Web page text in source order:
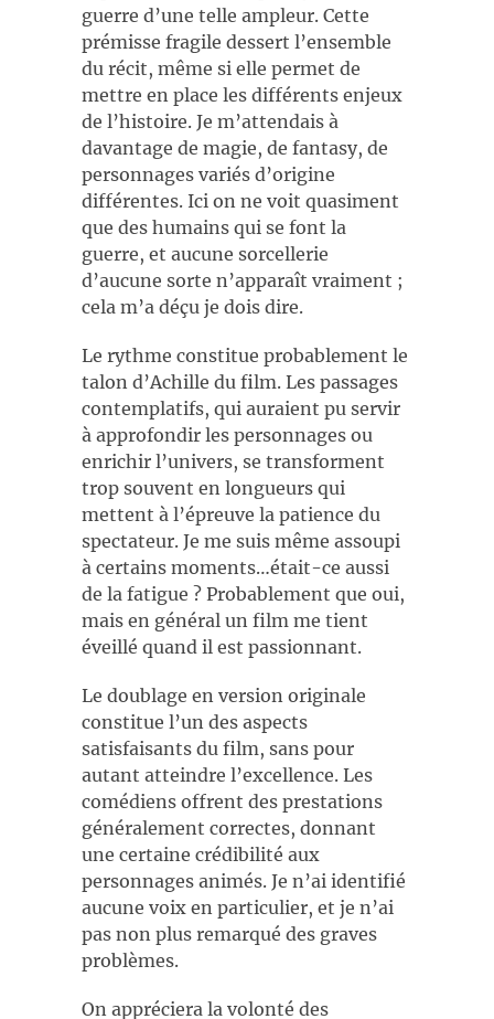
guerre d’une telle ampleur. Cette
prémisse fragile dessert l’ensemble
du récit, même si elle permet de
mettre en place les différents enjeux
de l’histoire. Je m’attendais à
davantage de magie, de fantasy, de
personnages variés d’origine
différentes. Ici on ne voit quasiment
que des humains qui se font la
guerre, et aucune sorcellerie
d’aucune sorte n’apparaît vraiment ;
cela m’a déçu je dois dire.
Le rythme constitue probablement le
talon d’Achille du film. Les passages
contemplatifs, qui auraient pu servir
à approfondir les personnages ou
enrichir l’univers, se transforment
trop souvent en longueurs qui
mettent à l’épreuve la patience du
spectateur. Je me suis même assoupi
à certains moments…était-ce aussi
de la fatigue ? Probablement que oui,
mais en général un film me tient
éveillé quand il est passionnant.
Le doublage en version originale
constitue l’un des aspects
satisfaisants du film, sans pour
autant atteindre l’excellence. Les
comédiens offrent des prestations
généralement correctes, donnant
une certaine crédibilité aux
personnages animés. Je n’ai identifié
aucune voix en particulier, et je n’ai
pas non plus remarqué des graves
problèmes.
On appréciera la volonté des